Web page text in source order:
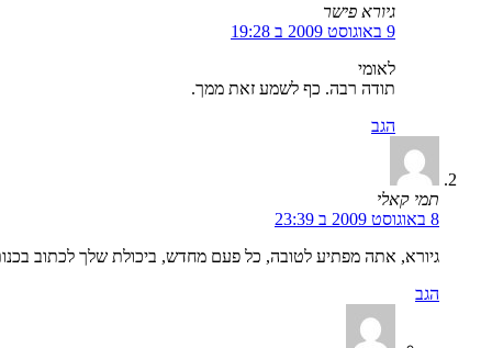
גיורא פישר
9 באוגוסט 2009 ב 19:28
לאומי
תודה רבה. כף לשמע זאת ממך.
הגב
תמי קאלי
8 באוגוסט 2009 ב 23:39
גיורא, אתה מפתיע לטובה, כל פעם מחדש, ביכולת שלך לכתוב
הגב